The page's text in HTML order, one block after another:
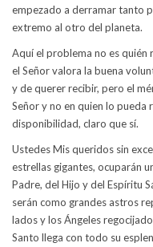
empezado a derramar tanto
extremo al otro del planeta.
Aquí el problema no es quién
el Señor valora la buena
y de querer recibir, pero el
Señor y no en quien lo pueda
disponibilidad, claro que sí.
Ustedes Mis queridos sin
estrellas gigantes, ocuparán
Padre, del Hijo y del Espíritu
serán como grandes astros
lados y los Ángeles
Santo llega con todo su